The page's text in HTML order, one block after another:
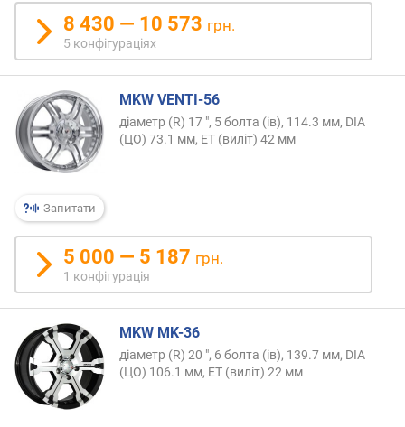
8 430 — 10 573 грн.
5 конфігураціях
Запитати
MKW VENTI-56
діаметр (R) 17 ", 5 болта (ів), 114.3 мм, DIA
(ЦО) 73.1 мм, ET (виліт) 42 мм
5 000 — 5 187 грн.
1 конфігурація
MKW MK-36
діаметр (R) 20 ", 6 болта (ів), 139.7 мм, DIA
(ЦО) 106.1 мм, ET (виліт) 22 мм